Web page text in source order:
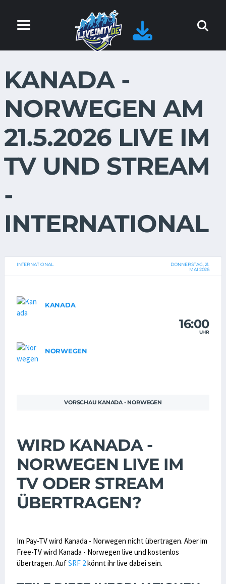
KANADA -
NORWEGEN AM
21.5.2026 LIVE IM
TV UND STREAM
-
INTERNATIONAL
INTERNATIONAL
DONNERSTAG, 21.
MAI 2026
KANADA
16:00
UHR
NORWEGEN
VORSCHAU KANADA - NORWEGEN
WIRD KANADA -
NORWEGEN LIVE IM
TV ODER STREAM
ÜBERTRAGEN?
Im Pay-TV wird Kanada - Norwegen nicht übertragen. Aber im
Free-TV wird Kanada - Norwegen live und kostenlos
übertragen. AufSRF 2könnt ihr live dabei sein.